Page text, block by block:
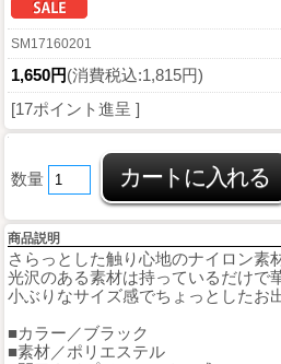
SM17160201
1,650円(消費税込:1,815円)
[17ポイント進呈 ]
数量
商品説明
さらっとした触り心地のナイロン素
光沢のある素材は持っているだけで
小ぶりなサイズ感でちょっとしたお
■カラー／ブラック
■素材／ポリエステル